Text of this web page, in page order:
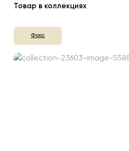
Товар в коллекциях
Фокс